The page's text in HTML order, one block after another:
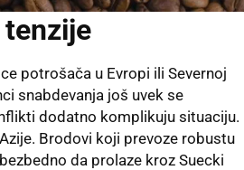
potrošača u Evropi ili Severnoj
snabdevanja još uvek se
dodatno komplikuju situaciju.
Brodovi koji prevoze robustu
da prolaze kroz Suecki